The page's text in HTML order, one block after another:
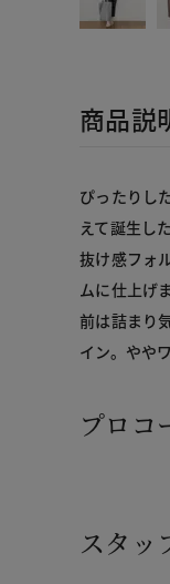
商品説
ぴったりし
えて誕生し
抜け感フォ
ムに仕上げ
前は詰まり
イン。やや
プロコ
スタッ